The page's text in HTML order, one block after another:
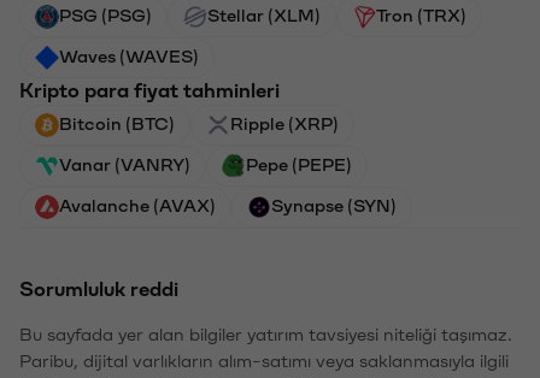
PSG (PSG) Stellar (XLM) Tron (TRX)
Waves (WAVES)
Kripto para fiyat tahminleri
Bitcoin (BTC) Ripple (XRP)
Vanar (VANRY) Pepe (PEPE)
Avalanche (AVAX) Synapse (SYN)
Sorumluluk reddi
Bu sayfada yer alan bilgiler yatırım tavsiyesi niteliği taşımaz.
Paribu, dijital varlıkların alım-satımı veya saklanmasıyla ilgili